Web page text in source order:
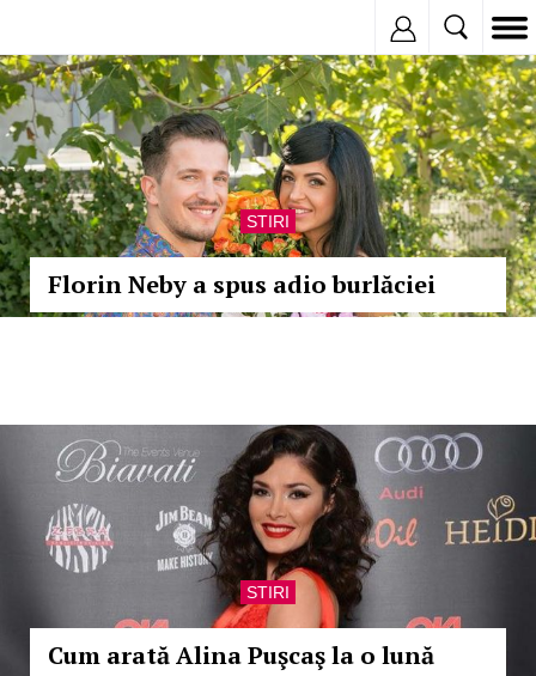
STIRI
Florin Neby a spus adio burlăciei
STIRI
Cum arată Alina Puşcaş la o lună